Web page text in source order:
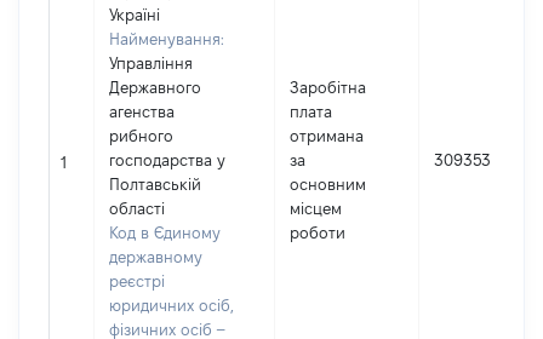
1
Україні
Найменування:
Управління
Державного
агенства
рибного
господарства у
Полтавській
області
Код в Єдиному
державному
реєстрі
юридичних осіб,
фізичних осіб –
Заробітна
плата
отримана
за
основним
місцем
роботи
309353